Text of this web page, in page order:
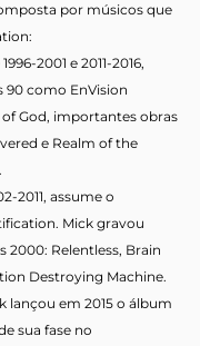
por músicos que
2001 e 2011-2016,
90 como EnVision
God, importantes obras
e Realm of the
2011, assume o
Mick gravou
Relentless, Brain
Destroying Machine.
lançou em 2015 o álbum
sua fase no